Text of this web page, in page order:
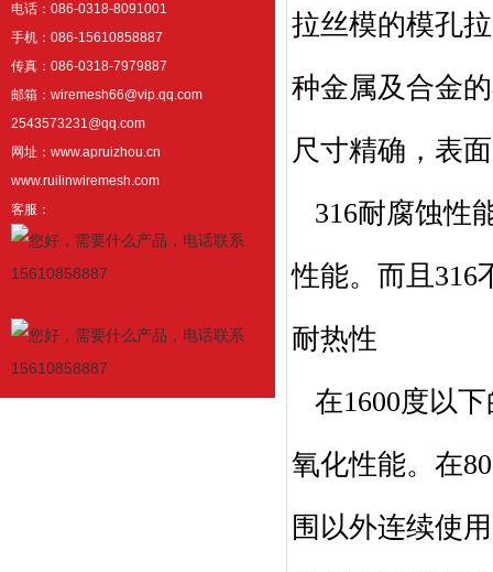
电话：086-0318-8091001
手机：086-15610858887
传真：086-0318-7979887
邮箱：wiremesh66@vip.qq.com
2543573231@qq.com
网址：www.apruizhou.cn
www.ruilinwiremesh.com
客服：
拉丝模的模孔
种金属及合金
尺寸精确，表
316耐腐蚀性
性能。而且316
耐热性
在1600度以
氧化性能。在
围以外连续使